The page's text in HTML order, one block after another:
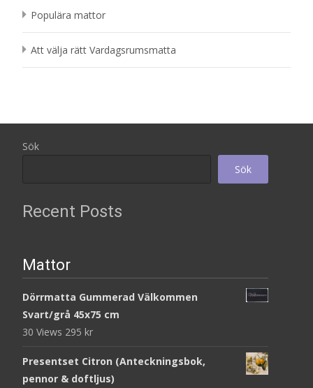
Populära mattor
Att välja rätt Vardagsrumsmatta
Sök
Sök
Recent Posts
Mattor
Dörrmatta Gummerad Välkommen
Svart/grå 45x75 cm
30 Views 295 kr
Presentset Citron (Anteckningsbok,
pennor & doftljus)